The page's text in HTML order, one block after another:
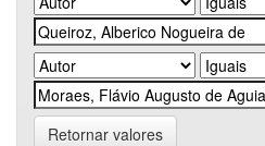
Retornar valores